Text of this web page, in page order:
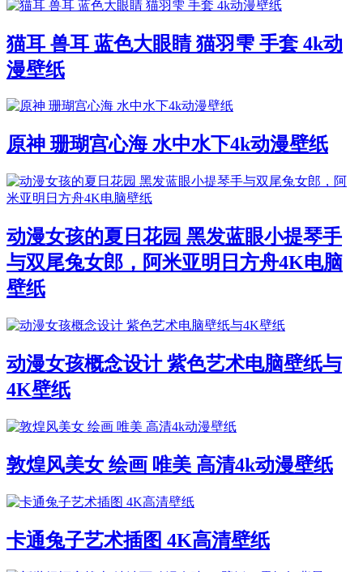
猫耳 兽耳 蓝色大眼睛 猫羽雫 手套 4k动
漫壁纸
原神 珊瑚宫心海 水中水下4k动漫壁纸
动漫女孩的夏日花园 黑发蓝眼小提琴手
与双尾兔女郎，阿米亚明日方舟4K电脑
壁纸
动漫女孩概念设计 紫色艺术电脑壁纸与
4K壁纸
敦煌风美女 绘画 唯美 高清4k动漫壁纸
卡通兔子艺术插图 4K高清壁纸